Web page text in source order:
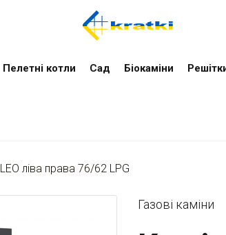
Пелетні котли Cад Біокаміни
LEO ліва права 76/62 LPG
Газові каміни